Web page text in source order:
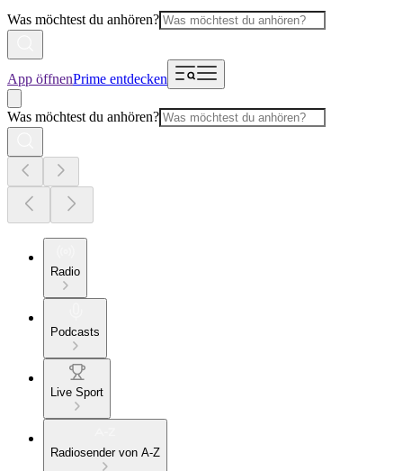
Was möchtest du anhören?
App öffnenPrime entdecken
Was möchtest du anhören?
Radio
Podcasts
Live Sport
Radiosender von A-Z